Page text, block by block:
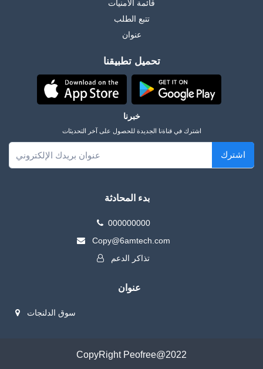
قائمة الأمنيات
تتبع الطلب
عنوان
تحميل تطبيقنا
خبرنا
اشترك في قناةنا الجديدة للحصول على آخر التحديثات
اشترك
بدء المحادثة
000000000
Copy@6amtech.com
تذاكر الدعم
عنوان
سوق الدلنجات
CopyRight Peofree@2022